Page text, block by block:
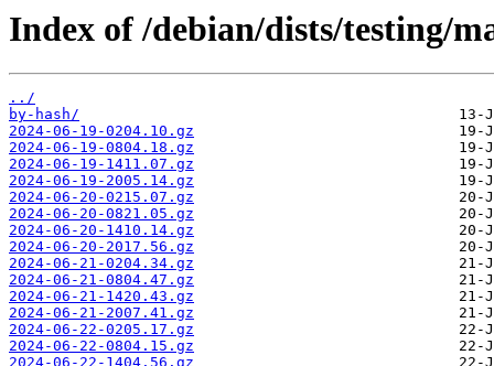
Index of /debian/dists/testing/
../
by-hash/
2024-06-19-0204.10.gz
2024-06-19-0804.18.gz
2024-06-19-1411.07.gz
2024-06-19-2005.14.gz
2024-06-20-0215.07.gz
2024-06-20-0821.05.gz
2024-06-20-1410.14.gz
2024-06-20-2017.56.gz
2024-06-21-0204.34.gz
2024-06-21-0804.47.gz
2024-06-21-1420.43.gz
2024-06-21-2007.41.gz
2024-06-22-0205.17.gz
2024-06-22-0804.15.gz
2024-06-22-1404.56.gz